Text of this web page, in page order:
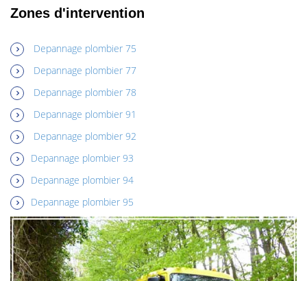
Zones d'intervention
Depannage plombier 75
Depannage plombier 77
Depannage plombier 78
Depannage plombier 91
Depannage plombier 92
Depannage plombier 93
Depannage plombier 94
Depannage plombier 95